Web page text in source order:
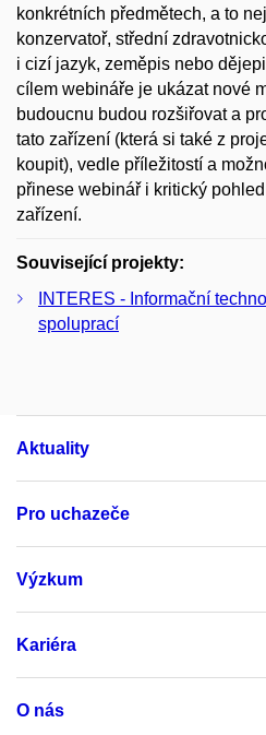
konkrétních předmětech, a to
konzervatoř, střední
i cizí jazyk, zeměpis nebo
cílem webináře je ukázat nové
budoucnu budou rozšiřovat a
tato zařízení (která si také z
koupit), vedle příležitostí a
přinese webinář i kritický
zařízení.
Související projekty:
INTERES - Informační
spoluprací
Aktuality
Pro uchazeče
Výzkum
Kariéra
O nás